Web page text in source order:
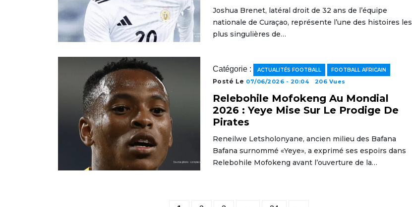
Joshua Brenet, latéral droit de 32 ans de l’équipe
nationale de Curaçao, représente l’une des histoires les
plus singulières de…
Catégorie : ACTUALITÉS FOOTBALL FOOTBALL AFRICAIN
Posté Le 07/06/2026 - 20:04 206 Vues
Relebohile Mofokeng Au Mondial
2026 : Yeye Mise Sur Le Prodige De
Pirates
Reneilwe Letsholonyane, ancien milieu des Bafana
Bafana surnommé «Yeye», a exprimé ses espoirs dans
Relebohile Mofokeng avant l’ouverture de la…